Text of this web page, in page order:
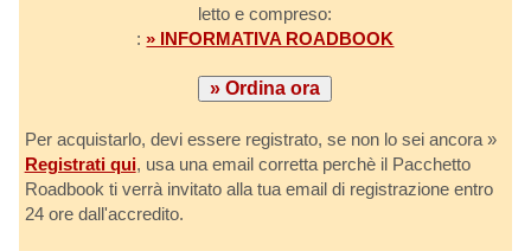
letto e compreso:
:» INFORMATIVA ROADBOOK
Per acquistarlo, devi essere registrato, se non lo sei ancora »
Registrati qui, usa una email corretta perchè il Pacchetto
Roadbook ti verrà invitato alla tua email di registrazione entro
24 ore dall'accredito.